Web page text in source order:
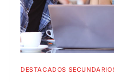
DESTACADOS